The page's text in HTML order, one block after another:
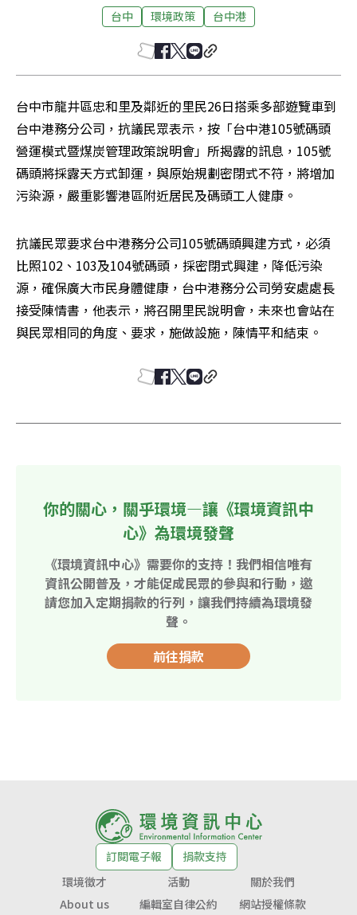
台中 環境政策 台中港
台中市龍井區忠和里及鄰近的里民26日搭乘多部遊覽車到
台中港務分公司，抗議民眾表示，按「台中港105號碼頭
營運模式暨煤炭管理政策說明會」所揭露的訊息，105號
碼頭將採露天方式卸運，與原始規劃密閉式不符，將增加
污染源，嚴重影響港區附近居民及碼頭工人健康。
抗議民眾要求台中港務分公司105號碼頭興建方式，必須
比照102、103及104號碼頭，採密閉式興建，降低污染
源，確保廣大市民身體健康，台中港務分公司勞安處處長
接受陳情書，他表示，將召開里民說明會，未來也會站在
與民眾相同的角度、要求，施做設施，陳情平和結束。
你的關心，關乎環境—讓《環境資訊中
心》為環境發聲
《環境資訊中心》需要你的支持！我們相信唯有
資訊公開普及，才能促成民眾的參與和行動，邀
請您加入定期捐款的行列，讓我們持續為環境發
聲。
前往捐款
訂閱電子報
捐款支持
環境徵才
活動
關於我們
About us
編輯室自律公約 網站授權條款